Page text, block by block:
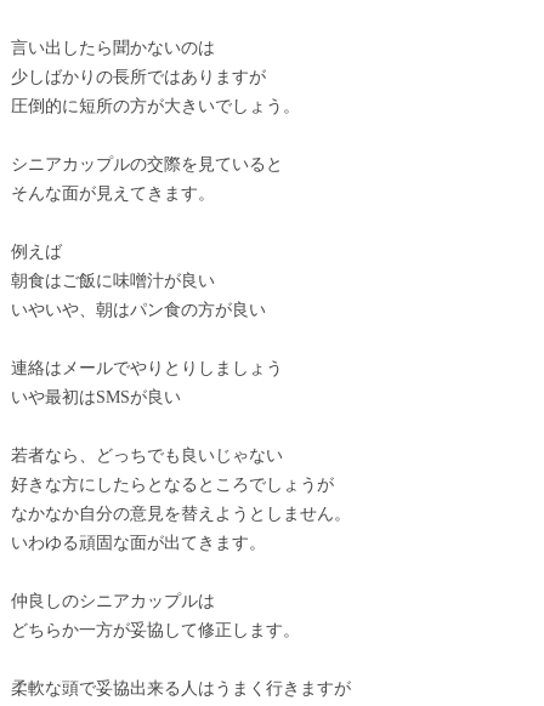
言い出したら聞かないのは
少しばかりの長所ではありますが
圧倒的に短所の方が大きいでしょう。
シニアカップルの交際を見ていると
そんな面が見えてきます。
例えば
朝食はご飯に味噌汁が良い
いやいや、朝はパン食の方が良い
連絡はメールでやりとりしましょう
いや最初はSMSが良い
若者なら、どっちでも良いじゃない
好きな方にしたらとなるところでしょうが
なかなか自分の意見を替えようとしません。
いわゆる頑固な面が出てきます。
仲良しのシニアカップルは
どちらか一方が妥協して修正します。
柔軟な頭で妥協出来る人はうまく行きますが